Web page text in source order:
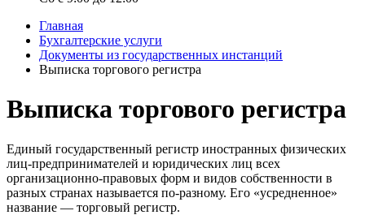
Главная
Бухгалтерские услуги
Документы из государственных инстанций
Выписка торгового регистра
Выписка торгового регистра
Единый государственный регистр иностранных физических
лиц-предпринимателей и юридических лиц всех
организационно-правовых форм и видов собственности в
разных странах называется по-разному. Его «усредненное»
название — торговый регистр.